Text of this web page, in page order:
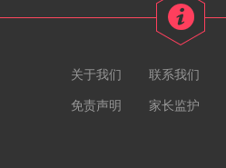
关于我们 联系我们
免责声明 家长监护